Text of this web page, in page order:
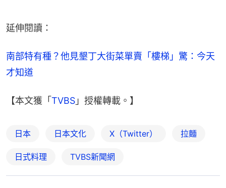
延伸閱讀：
南部特有種？他見墾丁大街菜單賣「樓梯」驚：今天
才知道
【本文獲「 TVBS 」授權轉載。】
日本 日本文化 X（Twitter） 拉麵
日式料理 TVBS新聞網